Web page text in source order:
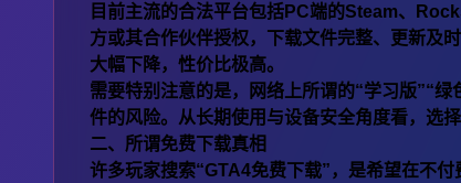
目前主流的合法平台包括PC端的Steam、
方或其合作伙伴授权，下载文件完整、更新及
大幅下降，性价比极高。
需要特别注意的是，网络上所谓的“学习版”“
件的风险。从长期使用与设备安全角度看，选
二、所谓免费下载真相
许多玩家搜索“GTA4免费下载”，是希望在不